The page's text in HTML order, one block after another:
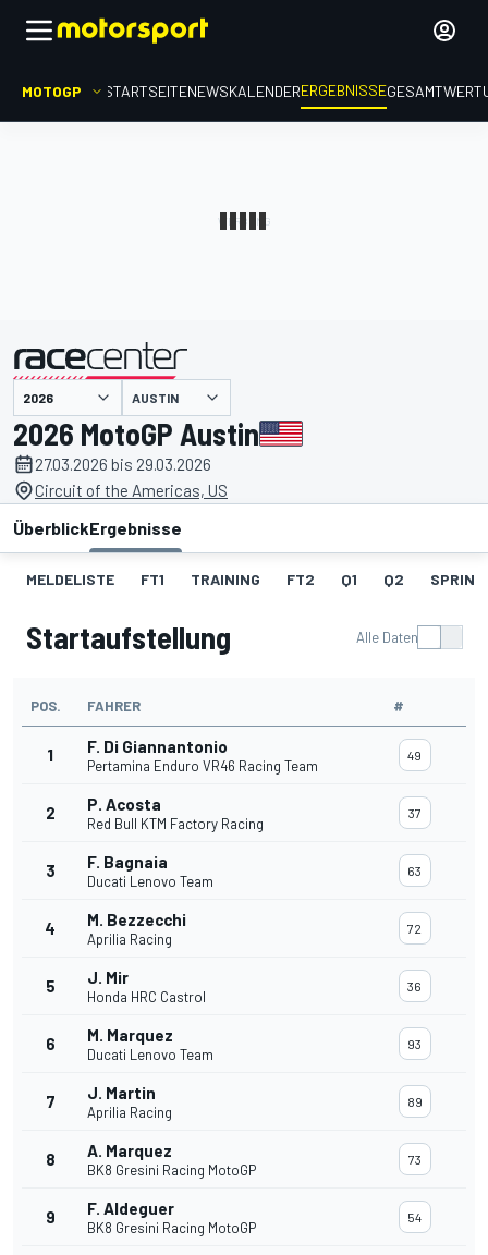
MOTOGP STARTSEITENEWSKALENDERERGEBNISSE
AUSTIN
2026 MotoGP Austin
27.03.2026 bis 29.03.2026
Circuit of the Americas, US
ÜberblickErgebnisse
MELDELISTE FT1 TRAINING FT2 Q1 Q2 SPRINT
Startaufstellung Alle Daten
POS. FAHRER #
1 F. Di Giannantonio
Pertamina Enduro VR46 Racing Team
49
2 P. Acosta
Red Bull KTM Factory Racing
37
3 F. Bagnaia
Ducati Lenovo Team
63
4 M. Bezzecchi
Aprilia Racing
72
5 J. Mir
Honda HRC Castrol
36
6 M. Marquez
Ducati Lenovo Team
93
7 J. Martin
Aprilia Racing
89
8 A. Marquez
BK8 Gresini Racing MotoGP
73
9 F. Aldeguer
BK8 Gresini Racing MotoGP
54